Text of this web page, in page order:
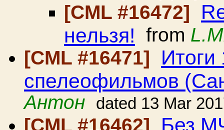
[CML #16472]
нельзя! from
[CML #16471]
Итоги
спелеофильмов
Антон
dated 13 Mar
[CML #16462] Без